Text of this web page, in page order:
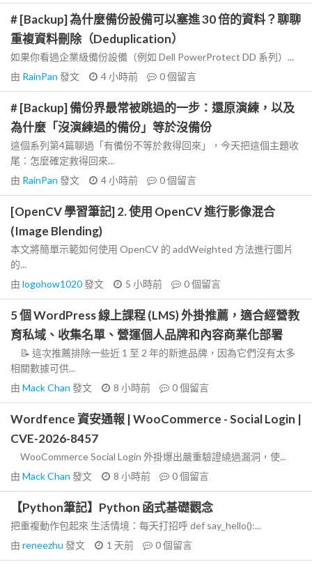
# [Backup] 為什麼備份設備可以塞進 30 倍的資料？聊聊
重複資料刪除（Deduplication）
如果你看過企業級備份設備（例如 Dell PowerProtect DD 系列）...
由 RainPan 發文 4 小時前 0個留言
# [Backup] 備份界最常被跳過的一步：還原演練，以及
為什麼「沒演練過的備份」等於沒備份
這個系列第4篇聊過「有備份不等於救得回來」，今天把這個主題收
尾：怎麼確定救得回來...
由 RainPan 發文 4 小時前 0個留言
[OpenCV 學習筆記] 2. 使用 OpenCV 進行影像混合
(Image Blending)
本文將簡單示範如何使用 OpenCV 的 addWeighted 方法進行圖片
的...
由 logohow1020發文 5 小時前 0個留言
5 個 WordPress 線上課程 (LMS) 外掛推薦，適合經營教
育私域、收集名單、營運個人品牌和內容商業化部署
📝 這次推薦排除一些近 1 至 2 年的新進品牌，因為它們沒有太多
相關數據可供...
由 Mack Chan 發文 8 小時前 0個留言
Wordfence 資安通報 | WooCommerce - Social Login |
CVE-2026-8457
WooCommerce Social Login 外掛爆出嚴重驗證繞過漏洞，使...
由 Mack Chan 發文 8 小時前 0個留言
【Python筆記】Python 函式基礎觀念
把重複動作包起來 生活情境：每天打招呼 def say_hello():...
由 reneezhu 發文 1 天前 0個留言